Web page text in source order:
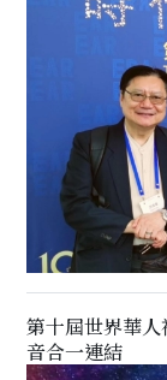
第十屆世界華
音合一連結